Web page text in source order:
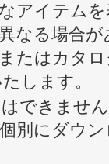
アイテム
なる場合
たはカタ
します。
できませ
別にダウ